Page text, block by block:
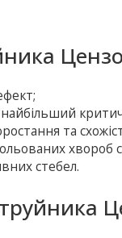
найбільший
та
хвороб
стебел.